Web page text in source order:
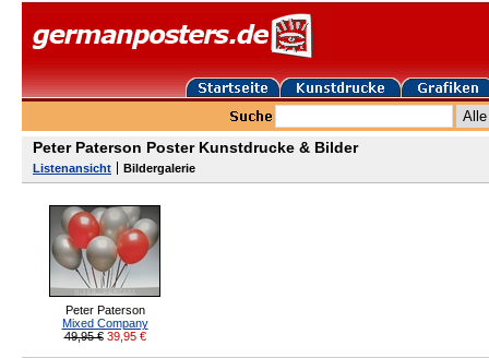
Peter Paterson Poster Kunstdrucke & Bilder
Listenansicht Bildergalerie
Peter Paterson
Mixed Company
49,95 € 39,95 €